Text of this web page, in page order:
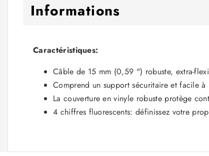
Informations
Caractéristiques:
Câble de 15 mm (0,59 ") robuste, extra-
Comprend un support sécuritaire et facile à
La couverture en vinyle robuste protège
4 chiffres fluorescents: définissez votre